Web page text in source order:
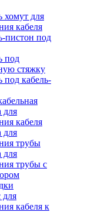
хомут для
кабеля
пистон под
под
стяжку
под кабель-
для
кабеля
для
трубы
для
трубы с
для
кабеля к